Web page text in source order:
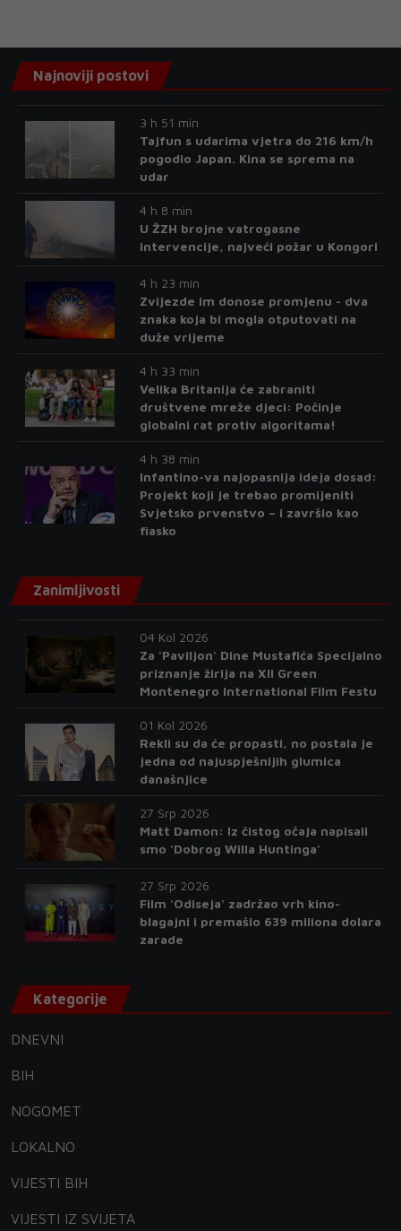
Najnoviji postovi
3 h 51 min
Tajfun s udarima vjetra do 216 km/h
pogodio Japan. Kina se sprema na
udar
4 h 8 min
U ŽZH brojne vatrogasne
intervencije, najveći požar u Kongori
4 h 23 min
Zvijezde im donose promjenu - dva
znaka koja bi mogla otputovati na
duže vrijeme
4 h 33 min
Velika Britanija će zabraniti
društvene mreže djeci: Počinje
globalni rat protiv algoritama!
4 h 38 min
Infantino-va najopasnija ideja dosad:
Projekt koji je trebao promijeniti
Svjetsko prvenstvo – i završio kao
fiasko
Zanimljivosti
04 Kol 2026
Za 'Paviljon' Dine Mustafića Specijalno
priznanje žirija na XII Green
Montenegro International Film Festu
01 Kol 2026
Rekli su da će propasti, no postala je
jedna od najuspješnijih glumica
današnjice
27 Srp 2026
Matt Damon: Iz čistog očaja napisali
smo 'Dobrog Willa Huntinga'
27 Srp 2026
Film 'Odiseja' zadržao vrh kino-
blagajni i premašio 639 miliona dolara
zarade
Kategorije
DNEVNI
BIH
NOGOMET
LOKALNO
VIJESTI BIH
VIJESTI IZ SVIJETA